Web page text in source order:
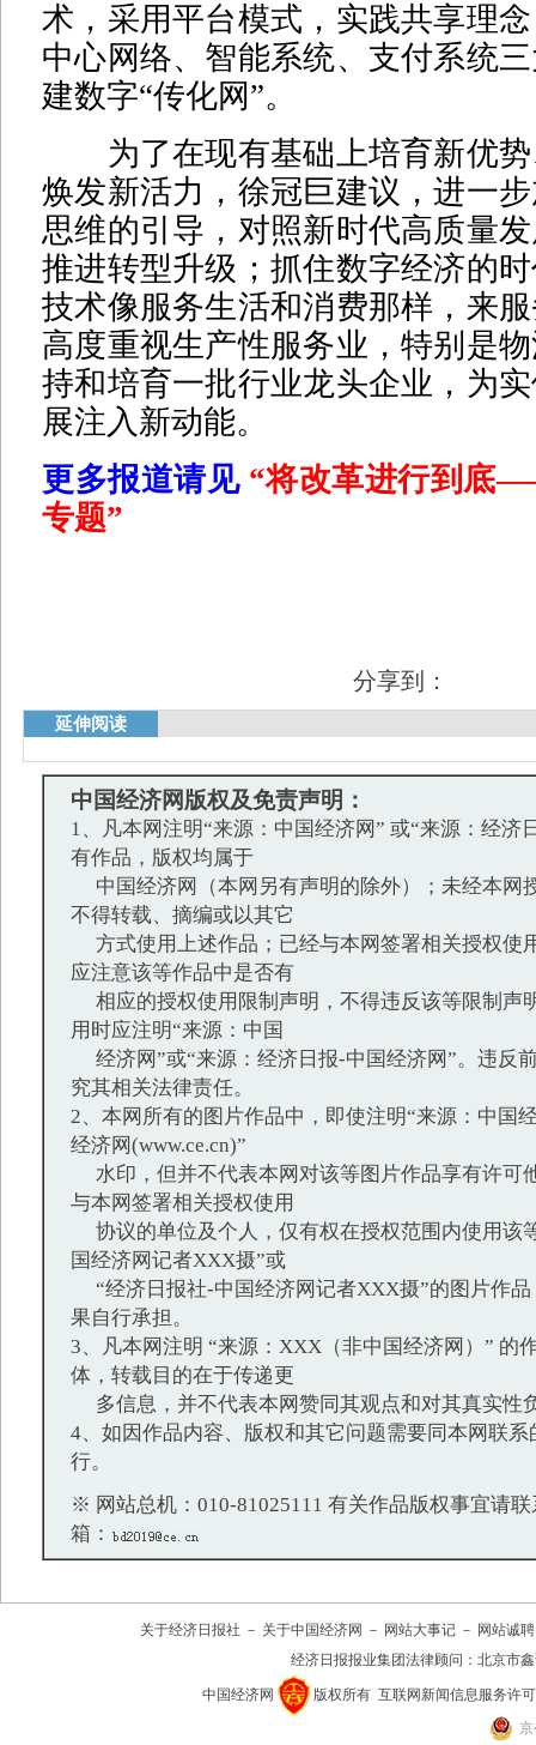
术，采用平台模式，实践共享理
中心网络、智能系统、支付系统
建数字“传化网”。
为了在现有基础上培育新优势
焕发新活力，徐冠巨建议，进一
思维的引导，对照新时代高质量
推进转型升级；抓住数字经济的
技术像服务生活和消费那样，来
高度重视生产性服务业，特别是
持和培育一批行业龙头企业，为
展注入新动能。
更多报道请见 “将改革进行到底
专题”
分享到：
延伸阅读
中国经济网版权及免责声明：
1、凡本网注明“来源：中国经济网” 或“来源：经济
有作品，版权均属于
中国经济网（本网另有声明的除外）；未经本网
不得转载、摘编或以其它
方式使用上述作品；已经与本网签署相关授权使
应注意该等作品中是否有
相应的授权使用限制声明，不得违反该等限制声
用时应注明“来源：中国
经济网”或“来源：经济日报-中国经济网”。违反
究其相关法律责任。
2、本网所有的图片作品中，即使注明“来源：中国
经济网(www.ce.cn)”
水印，但并不代表本网对该等图片作品享有许可
与本网签署相关授权使用
协议的单位及个人，仅有权在授权范围内使用该
国经济网记者XXX摄”或
“经济日报社-中国经济网记者XXX摄”的图片作品
果自行承担。
3、凡本网注明 “来源：XXX（非中国经济网）” 的
体，转载目的在于传递更
多信息，并不代表本网赞同其观点和对其真实性
4、如因作品内容、版权和其它问题需要同本网联系
行。
※ 网站总机：010-81025111 有关作品版权事宜请联
箱：
关于经济日报社 － 关于中国经济网 － 网站大事记 － 网站诚聘
经济日报报业集团法律顾问： 北京市
中国经济网 版权所有 互联网新闻信息服务许可
京